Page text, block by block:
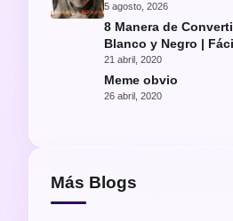
5 agosto, 2026
8 Manera de
Blanco y Negro |
21 abril, 2020
Meme obvio
26 abril, 2020
Más Blogs